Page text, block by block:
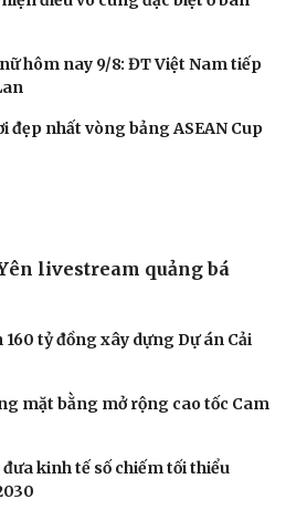
Lý Hoàng Nam ở chung
hôm nay 9/8: Sơn La giành
điều vô cùng đặc biệt ở bán